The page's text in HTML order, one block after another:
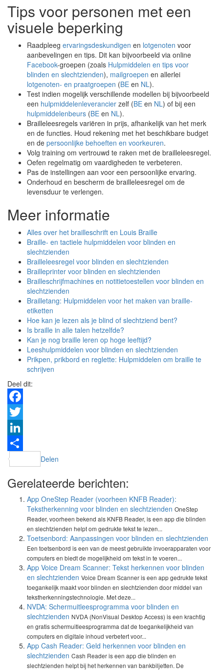
Tips voor personen met een
visuele beperking
Raadpleeg ervaringsdeskundigen en lotgenoten voor
aanbevelingen en tips. Dit kan bijvoorbeeld via online
Facebook-groepen (zoals Hulpmiddelen en tips voor
blinden en slechtzienden), mailgroepen en allerlei
lotgenoten- en praatgroepen (BE en NL).
Test indien mogelijk verschillende modellen bij bijvoorbeeld
een hulpmiddelenleverancier zelf (BE en NL) of bij een
hulpmiddelenbeurs (BE en NL).
Brailleleesregels variëren in prijs, afhankelijk van het merk
en de functies. Houd rekening met het beschikbare budget
en de persoonlijke behoeften en voorkeuren.
Volg training om vertrouwd te raken met de brailleleesregel.
Oefen regelmatig om vaardigheden te verbeteren.
Pas de instellingen aan voor een persoonlijke ervaring.
Onderhoud en bescherm de brailleleesregel om de
levensduur te verlengen.
Meer informatie
Alles over het brailleschrift en Louis Braille
Braille- en tactiele hulpmiddelen voor blinden en
slechtzienden
Brailleleesregel voor blinden en slechtzienden
Brailleprinter voor blinden en slechtzienden
Brailleschrijfmachines en notitietoestellen voor blinden en
slechtzienden
Brailletang: Hulpmiddelen voor het maken van braille-
etiketten
Hoe kan je lezen als je blind of slechtziend bent?
Is braille in alle talen hetzelfde?
Kan je nog braille leren op hoge leeftijd?
Leeshulpmiddelen voor blinden en slechtzienden
Prikpen, prikbord en reglette: Hulpmiddelen om braille te
schrijven
Deel dit:
Facebook
Twitter
LinkedIn
Delen
Gerelateerde berichten:
App OneStep Reader (voorheen KNFB Reader):
Tekstherkenning voor blinden en slechtzienden OneStep
Reader, voorheen bekend als KNFB Reader, is een app die blinden
en slechtzienden helpt om gedrukte tekst te lezen...
Toetsenbord: Aanpassingen voor blinden en slechtzienden
Een toetsenbord is een van de meest gebruikte invoerapparaten voor
computers en biedt de mogelijkheid om tekst in te voeren...
App Voice Dream Scanner: Tekst herkennen voor blinden
en slechtzienden Voice Dream Scanner is een app gedrukte tekst
toegankelijk maakt voor blinden en slechtzienden door middel van
tekstherkenningstechnologie. Met deze...
NVDA: Schermuitleesprogramma voor blinden en
slechtzienden NVDA (NonVisual Desktop Access) is een krachtig
en gratis schermuitleesprogramma dat de toegankelijkheid van
computers en digitale inhoud verbetert voor...
App Cash Reader: Geld herkennen voor blinden en
slechtzienden Cash Reader is een app die blinden en
slechtzienden helpt bij het herkennen van bankbiljetten. De